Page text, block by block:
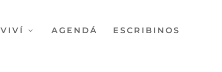
VIVÍ AGENDÁ ESCRIBINOS